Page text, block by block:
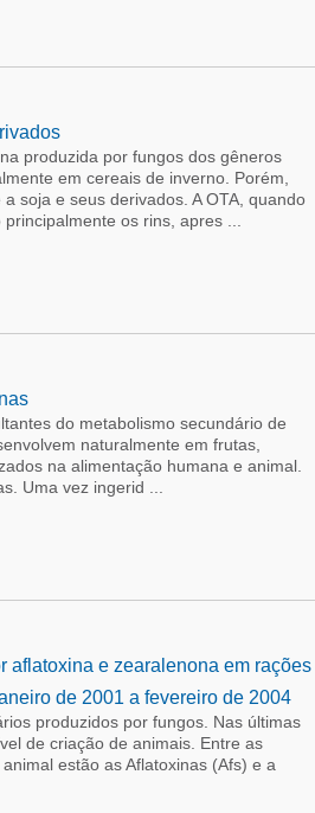
produzida por fungos dos gêneros
em cereais de inverno. Porém,
soja e seus derivados. A OTA, quando
os rins, apres ...
do metabolismo secundário de
naturalmente em frutas,
na alimentação humana e animal.
Uma vez ingerid ...
aflatoxina e zearalenona em rações
de 2001 a fevereiro de 2004
produzidos por fungos. Nas últimas
de criação de animais. Entre as
estão as Aflatoxinas (Afs) e a